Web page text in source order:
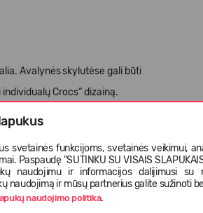
svetainės funkcijoms, svetainės veikimui,
Paspaudę "SUTINKU SU VISAIS
naudojimu ir informacijos dalijimusi su
naudojimą ir mūsų partnerius galite sužinoti
naudojimo politika.
Avalynėsskylutėse gali būti
individual ų Crocs“dizainą.